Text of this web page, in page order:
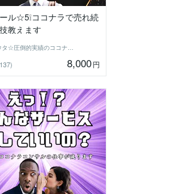
ル☆5❕ココナラで売れ続
教えます
ソウタ☆圧倒的実績のココナ ラのコンサル
8,000円